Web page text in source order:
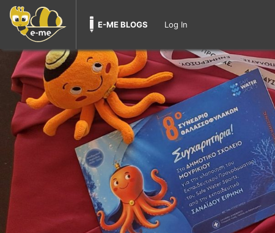
E-ME BLOGS Log In